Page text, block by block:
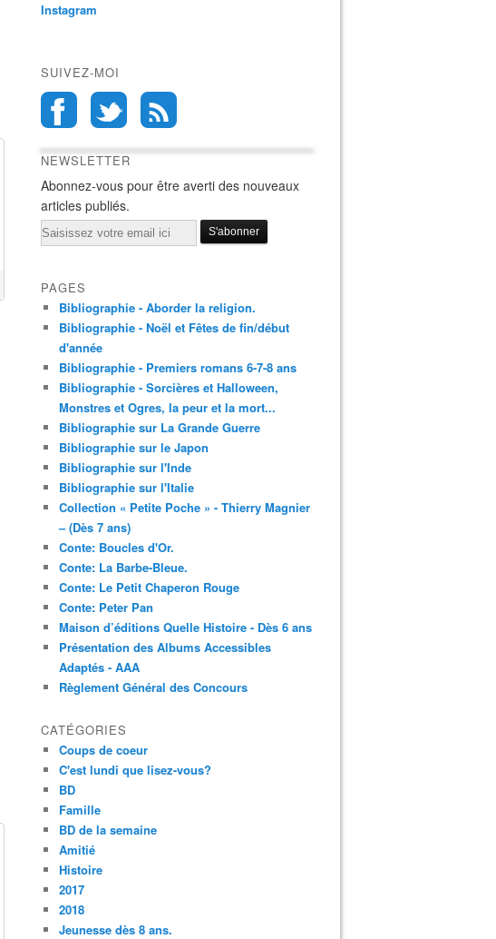
Instagram
SUIVEZ-MOI
NEWSLETTER
Abonnez-vous pour être averti des nouveaux
articles publiés.
Email
PAGES
Bibliographie - Aborder la religion.
Bibliographie - Noël et Fêtes de fin/début
d'année
Bibliographie - Premiers romans 6-7-8 ans
Bibliographie - Sorcières et Halloween,
Monstres et Ogres, la peur et la mort...
Bibliographie sur La Grande Guerre
Bibliographie sur le Japon
Bibliographie sur l'Inde
Bibliographie sur l'Italie
Collection « Petite Poche » - Thierry Magnier
– (Dès 7 ans)
Conte: Boucles d'Or.
Conte: La Barbe-Bleue.
Conte: Le Petit Chaperon Rouge
Conte: Peter Pan
Maison d’éditions Quelle Histoire - Dès 6 ans
Présentation des Albums Accessibles
Adaptés - AAA
Règlement Général des Concours
CATÉGORIES
Coups de coeur
C'est lundi que lisez-vous?
BD
Famille
BD de la semaine
Amitié
Histoire
2017
2018
Jeunesse dès 8 ans.